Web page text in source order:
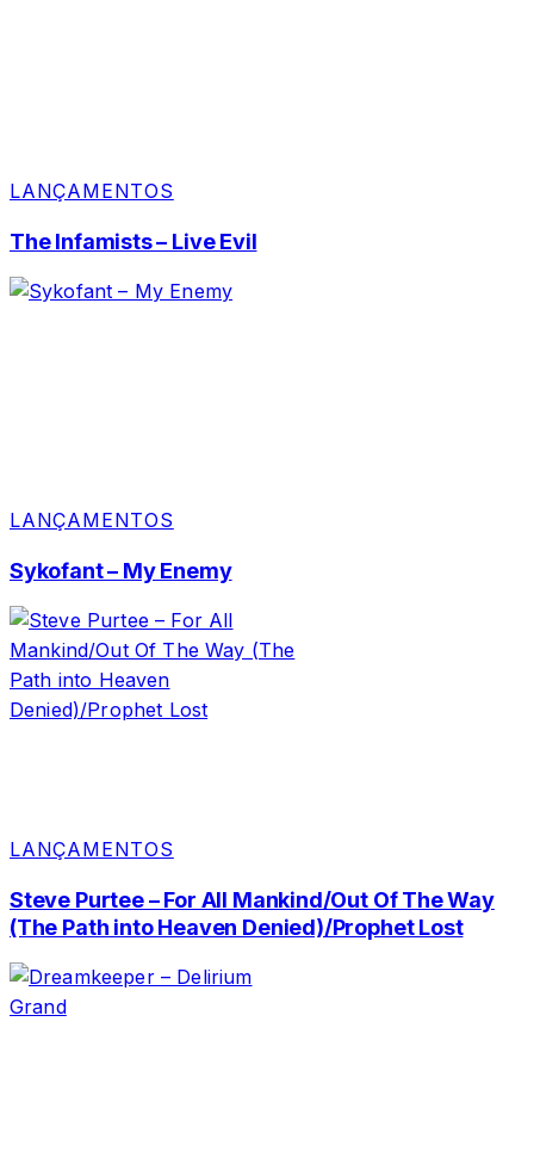
LANÇAMENTOS
The Infamists – Live Evil
LANÇAMENTOS
Sykofant – My Enemy
LANÇAMENTOS
Steve Purtee – For All Mankind/Out Of The Way
(The Path into Heaven Denied)/Prophet Lost